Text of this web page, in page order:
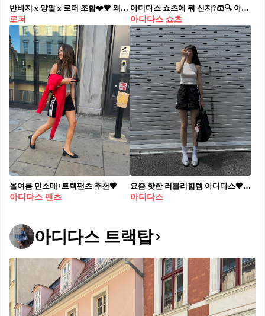
반바지 x 양말 x 로퍼 조합❤️🖤 왜이리 예뻐??😎 여름 코디 고민 이걸로 끝이다! 여름철 가벼운 반바지 차림에 은근히 스타일리시한 킥을 더하고 싶을 때, 패피들이 공식처럼 꺼내 드는 삼박자가 있습니다. 바로 '반바지 + 양말 + 로퍼' 조합인데요. 켄달 제너처럼 깔끔한 탑에 컬러풀한 하의, 그리고 클래식한 블랙 로퍼로 정돈해 주면 아주 쿨하면서도 지적인 프레피 룩이 완성됩니다. 양말의 길이감이나 로퍼의 굽 두께에 따라 다채로운 매력을 선사하는 치트키 코디 모아봤습니다!
로퍼
아디다스 쇼츠에 뭐 신지?🩳🔍 아디다스 쇼츠와 환상의 궁합을 자랑하는 신발 조합 5가지😉 1. 아디다스 쇼츠 + 플랫 슈즈 아디다스 쇼츠와 러블리한 플랫 슈즈도 꽤 괜찮은 궁합을 자랑합니다. 자칫 지루한 스타일링이 될 수 있는 코디에 귀여운 포인트를 더해주는 셈이죠. 2. 아디다스 쇼츠 + 버켄스탁 보스턴 편함에 편함을 더해 더욱 힙해지는 두 브랜드 아이템의 찰떡 케미. 원마일웨어로도 손색없는 아디다스 쇼츠와 버켄스탁 보스턴의 조합입니다. 3. 아디다스 쇼츠 + 스니커즈 말이 필요 없는 조합이죠. 스포티한 아이템들을 조합하여 실패 없이 다양한 일상룩을 즐겨볼 수 있습니다. 4. 아디다스 쇼츠 + 로퍼 스포티한 쇼츠와 포멀한 로퍼의 만남이라니. 말만 들었을 때에는 안 어울릴 것 같은 이 조합이 최근 해외 인플루언서들 사이에서 인기입니다. 상의로 셔츠나 블라우스까지 믹스매치한다면 완벽한 이 조합! 5. 아디다스 쇼츠 + 롱부츠 비 오는 날이면 아디다스 쇼츠에 롱부츠를 매치해보세요. 시원하고 편한 아디다스 쇼츠와 장화 역할을 대신해 줄 롱부츠 조합으로 스타일리시하고도 든든한 코디를 완성할 수 있습니다.
아디다스 쇼츠
올여름 민소매+트랙팬츠 추천🖤
아디다스 팬츠
요즘 핫한 러블리힙템 아디다스🖤 유니크한 디테일 아디다스 레이스 트림 삼선 쇼츠🔥@갖고파
아디다스
아디다스 트랙탑